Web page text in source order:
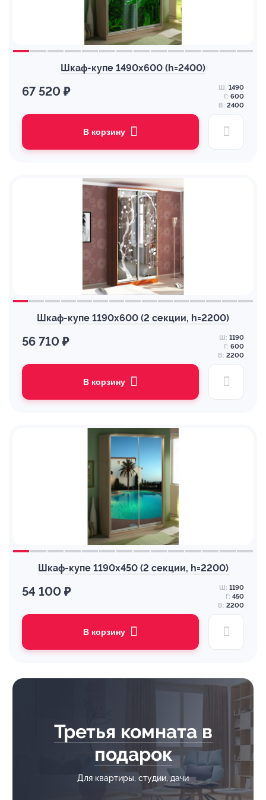
Шкаф-купе 1490х600 (h=2400)
67 520 ₽ Ш: 1490
Г: 600
В: 2400
В корзину
Шкаф-купе 1190х600 (2 секции, h=2200)
56 710 ₽ Ш: 1190
Г: 600
В: 2200
В корзину
Шкаф-купе 1190х450 (2 секции, h=2200)
54 100 ₽ Ш: 1190
Г: 450
В: 2200
В корзину
Третья комната в
подарок
Для квартиры, студии, дачи